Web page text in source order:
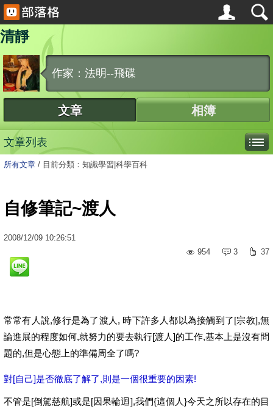
清靜
作家：法明--飛碟
文章 相簿
文章列表
所有文章 / 目前分類：知識學習|科學百科
自修筆記~渡人
2008/12/09 10:26:51
954
3 37
常常有人說,修行是為了渡人, 時下許多人都以為接觸到了[宗教],無
論進展的程度如何,就努力的要去執行[渡人]的工作,基本上是沒有問
題的,但是心態上的準備周全了嗎?
對[自己]是否徹底了解了,則是一個很重要的因素!
不管是[倒駕慈航]或是[因果輪迴],我們{這個人}今天之所以存在的目